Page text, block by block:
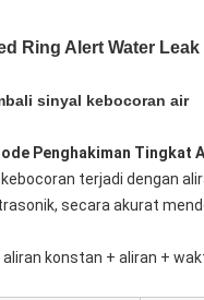
Ring Alert Water
sinyal kebocoran air
Penghakiman Tingkat
terjadi dengan
secara akurat
konstan + aliran +